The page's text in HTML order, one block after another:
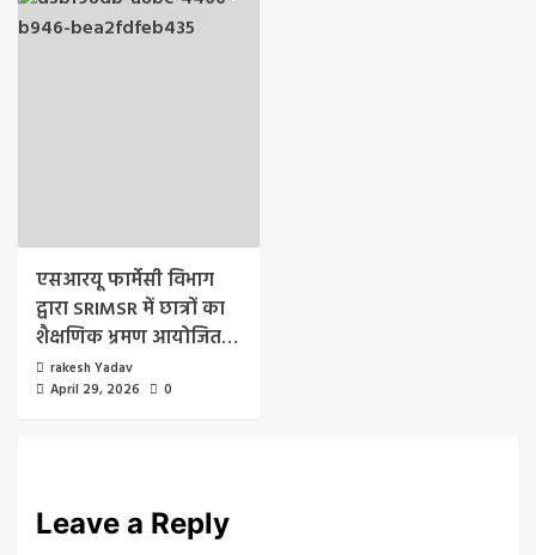
एसआरयू फार्मेसी विभाग
द्वारा SRIMSR में छात्रों का
शैक्षणिक भ्रमण आयोजित…
rakesh Yadav
April 29, 2026
0
Leave a Reply